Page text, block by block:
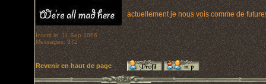
Inscrit le: 11 Sep 2006
Messages: 372
actuellement je nous vois comme de
Revenir en haut de page